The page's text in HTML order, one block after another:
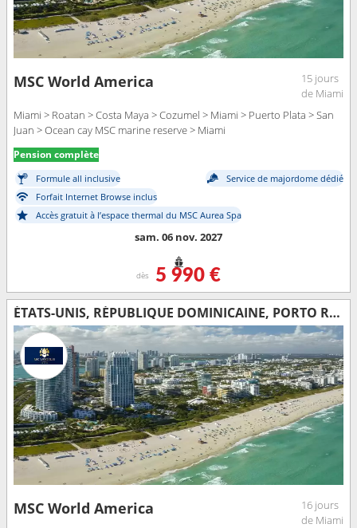
MSC World America
15 jours
de Miami
Miami > Roatan > Costa Maya > Cozumel > Miami > Puerto Plata > San
Juan > Ocean cay MSC marine reserve > Miami
Pension complète
Formule all inclusive
Service de majordome dédié
Forfait Internet Browse inclus
Accès gratuit à l’espace thermal du MSC Aurea Spa
sam. 06 nov. 2027
dès 5 990 €
ÉTATS-UNIS, RÉPUBLIQUE DOMINICAINE, PORTO RICO, BAHAMAS, HONDURAS, MEXIQUE
MSC World America
16 jours
de Miami